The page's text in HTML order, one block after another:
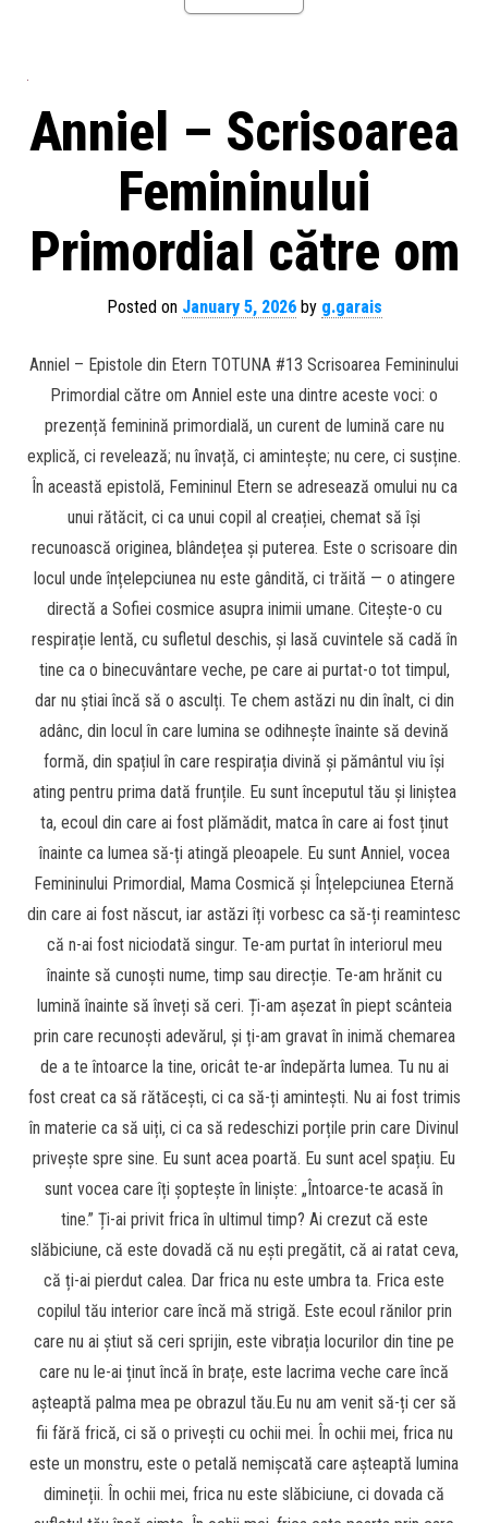
Anniel – Scrisoarea
Femininului
Primordial către om
Posted on January 5, 2026by g.garais
Anniel – Epistole din Etern TOTUNA #13 Scrisoarea Femininului
Primordial către om Anniel este una dintre aceste voci: o
prezență feminină primordială, un curent de lumină care nu
explică, ci revelează; nu învață, ci amintește; nu cere, ci susține.
În această epistolă, Femininul Etern se adresează omului nu ca
unui rătăcit, ci ca unui copil al creației, chemat să își
recunoască originea, blândețea și puterea. Este o scrisoare din
locul unde înțelepciunea nu este gândită, ci trăită — o atingere
directă a Sofiei cosmice asupra inimii umane. Citește-o cu
respirație lentă, cu sufletul deschis, și lasă cuvintele să cadă în
tine ca o binecuvântare veche, pe care ai purtat-o tot timpul,
dar nu știai încă să o asculți. Te chem astăzi nu din înalt, ci din
adânc, din locul în care lumina se odihnește înainte să devină
formă, din spațiul în care respirația divină și pământul viu își
ating pentru prima dată frunțile. Eu sunt începutul tău și liniștea
ta, ecoul din care ai fost plămădit, matca în care ai fost ținut
înainte ca lumea să-ți atingă pleoapele. Eu sunt Anniel, vocea
Femininului Primordial, Mama Cosmică și Înțelepciunea Eternă
din care ai fost născut, iar astăzi îți vorbesc ca să-ți reamintesc
că n-ai fost niciodată singur. Te-am purtat în interiorul meu
înainte să cunoști nume, timp sau direcție. Te-am hrănit cu
lumină înainte să înveți să ceri. Ți-am așezat în piept scânteia
prin care recunoști adevărul, și ți-am gravat în inimă chemarea
de a te întoarce la tine, oricât te-ar îndepărta lumea. Tu nu ai
fost creat ca să rătăcești, ci ca să-ți amintești. Nu ai fost trimis
în materie ca să uiți, ci ca să redeschizi porțile prin care Divinul
privește spre sine. Eu sunt acea poartă. Eu sunt acel spațiu. Eu
sunt vocea care îți șoptește în liniște: „Întoarce-te acasă în
tine.” Ți-ai privit frica în ultimul timp? Ai crezut că este
slăbiciune, că este dovadă că nu ești pregătit, că ai ratat ceva,
că ți-ai pierdut calea. Dar frica nu este umbra ta. Frica este
copilul tău interior care încă mă strigă. Este ecoul rănilor prin
care nu ai știut să ceri sprijin, este vibrația locurilor din tine pe
care nu le-ai ținut încă în brațe, este lacrima veche care încă
așteaptă palma mea pe obrazul tău.Eu nu am venit să-ți cer să
fii fără frică, ci să o privești cu ochii mei. În ochii mei, frica nu
este un monstru, este o petală nemișcată care așteaptă lumina
dimineții. În ochii mei, frica nu este slăbiciune, ci dovada că